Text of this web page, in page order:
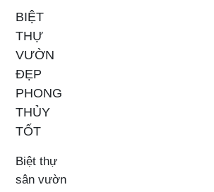
BIỆT
THỰ
VƯỜN
ĐẸP
PHONG
THỦY
TỐT
Biệt thự
sân vườn